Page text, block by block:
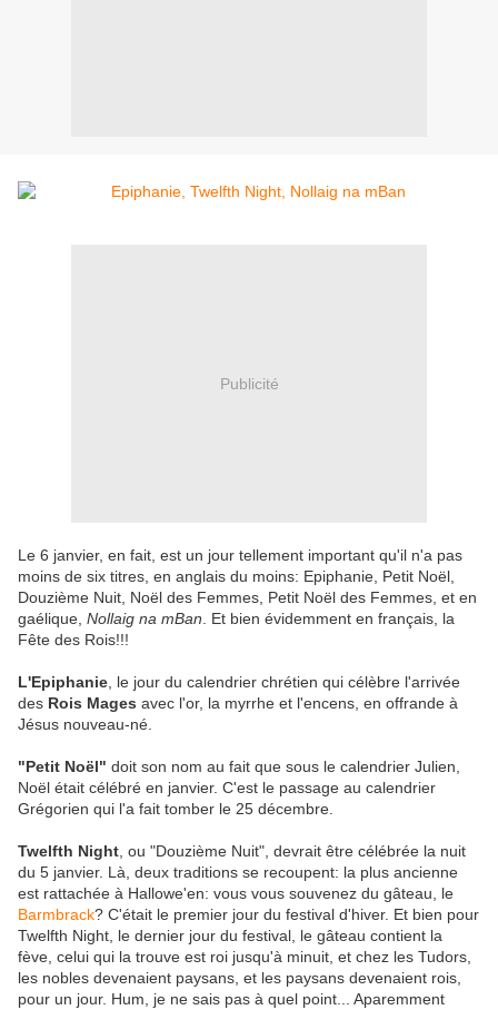
Publicité
Le 6 janvier, en fait, est un jour tellement important qu'il n'a pas
moins de six titres, en anglais du moins: Epiphanie, Petit Noël,
Douzième Nuit, Noël des Femmes, Petit Noël des Femmes, et en
gaélique, Nollaig na mBan . Et bien évidemment en français, la
Fête des Rois!!!
L'Epiphanie , le jour du calendrier chrétien qui célèbre l'arrivée
des Rois Mages avec l'or, la myrrhe et l'encens, en offrande à
Jésus nouveau-né.
"Petit Noël" doit son nom au fait que sous le calendrier Julien,
Noël était célébré en janvier. C'est le passage au calendrier
Grégorien qui l'a fait tomber le 25 décembre.
Twelfth Night , ou "Douzième Nuit", devrait être célébrée la nuit
du 5 janvier. Là, deux traditions se recoupent: la plus ancienne
est rattachée à Hallowe'en: vous vous souvenez du gâteau, le
Barmbrack? C'était le premier jour du festival d'hiver. Et bien pour
Twelfth Night, le dernier jour du festival, le gâteau contient la
fève, celui qui la trouve est roi jusqu'à minuit, et chez les Tudors,
les nobles devenaient paysans, et les paysans devenaient rois,
pour un jour. Hum, je ne sais pas à quel point... Aparemment